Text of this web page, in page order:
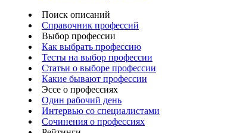
Поиск описаний
Справочник профессий
Выбор профессии
Как выбрать профессию
Тесты на выбор профессии
Статьи о выборе профессии
Какие бывают профессии
Эссе о профессиях
Один рабочий день
Интервью со специалистами
Сочинения о профессиях